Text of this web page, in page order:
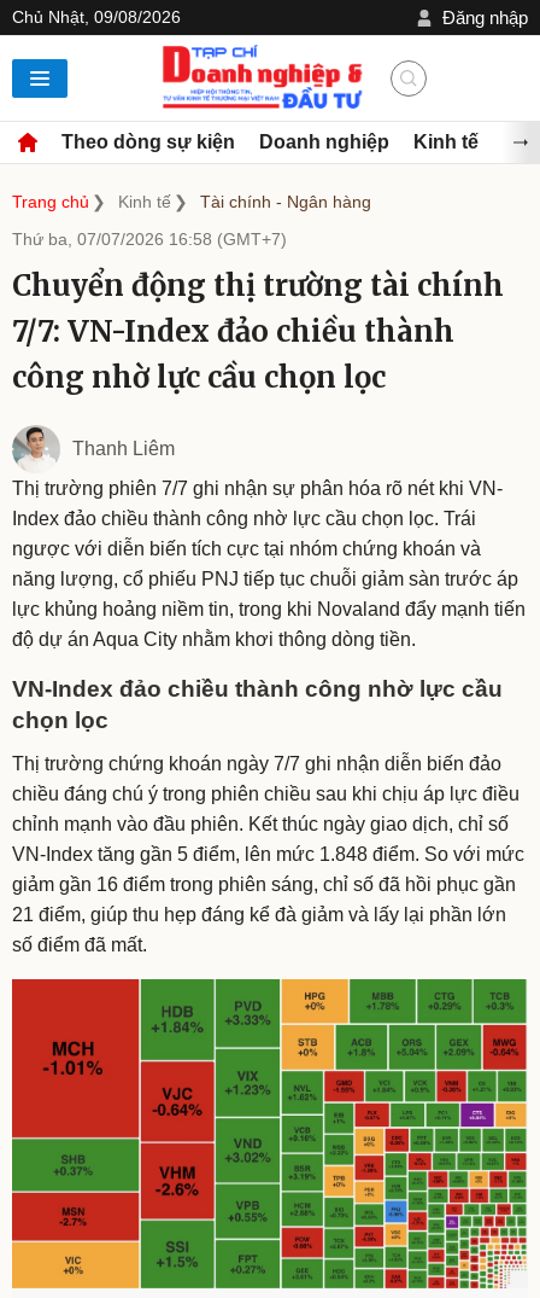
Chủ Nhật, 09/08/2026 Đăng nhập
Theo dòng sự kiện Doanh nghiệp Kinh tế
Trang chủ Kinh tế
Tài chính - Ngân hàng
Thứ ba, 07/07/2026 16:58 (GMT+7)
Chuyển động thị trường tài chính
7/7: VN-Index đảo chiều thành
công nhờ lực cầu chọn lọc
Thanh Liêm
Thị trường phiên 7/7 ghi nhận sự phân hóa rõ nét khi VN-
Index đảo chiều thành công nhờ lực cầu chọn lọc. Trái
ngược với diễn biến tích cực tại nhóm chứng khoán và
năng lượng, cổ phiếu PNJ tiếp tục chuỗi giảm sàn trước áp
lực khủng hoảng niềm tin, trong khi Novaland đẩy mạnh tiến
độ dự án Aqua City nhằm khơi thông dòng tiền.
VN-Index đảo chiều thành công nhờ lực cầu
chọn lọc
Thị trường chứng khoán ngày 7/7 ghi nhận diễn biến đảo
chiều đáng chú ý trong phiên chiều sau khi chịu áp lực điều
chỉnh mạnh vào đầu phiên. Kết thúc ngày giao dịch, chỉ số
VN-Index tăng gần 5 điểm, lên mức 1.848 điểm. So với mức
giảm gần 16 điểm trong phiên sáng, chỉ số đã hồi phục gần
21 điểm, giúp thu hẹp đáng kể đà giảm và lấy lại phần lớn
số điểm đã mất.